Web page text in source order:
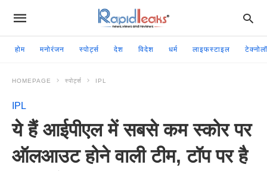
होम मनोरंजन स्पोर्ट्स देश विदेश धर्म लाइफस्टाइल
HOMEPAGE स्पोर्ट्स IPL
IPL
ये हैं आईपीएल में सबसे कम स्कोर पर
ऑलआउट होने वाली टीम, टॉप पर है